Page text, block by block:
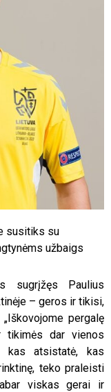
susitiks su
užbaigs
sugrįžęs Paulius
– geros ir tikisi,
pergalę
tikimės dar vienos
kas atsistatė, kas
teko praleisti
viskas gerai ir